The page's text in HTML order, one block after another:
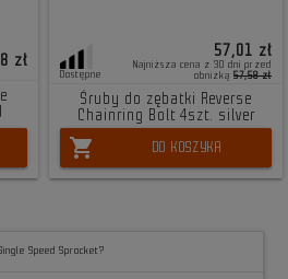
zł
Dostępne
Najniższa cena z 30 dni przed
obniżką 57,58 zł
57,01 zł
Śruby do zębatki Reverse
Chainring Bolt 4szt. silver
shopping_cart DO KOSZYKA
Speed Sprocket?